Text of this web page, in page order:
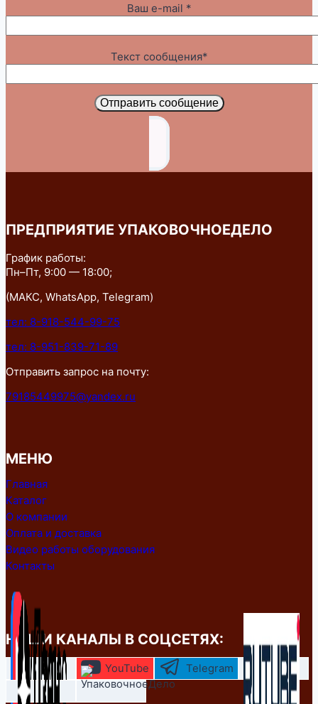
Ваш e-mail *
Текст сообщения*
Отправить сообщение
ПРЕДПРИЯТИЕ УПАКОВОЧНОЕДЕЛО
График работы:
Пн–Пт, 9:00 — 18:00;
(МАКС, WhatsApp, Telegram)
тел: 8-918-544-99-75
тел: 8-951-839-71-89
Отправить запрос на почту:
79185449975@yandex.ru
МЕНЮ
Главная
Каталог
О компании
Оплата и доставка
Видео работы оборудования
Контакты
НАШИ КАНАЛЫ В СОЦСЕТЯХ:
YouTube Telegram